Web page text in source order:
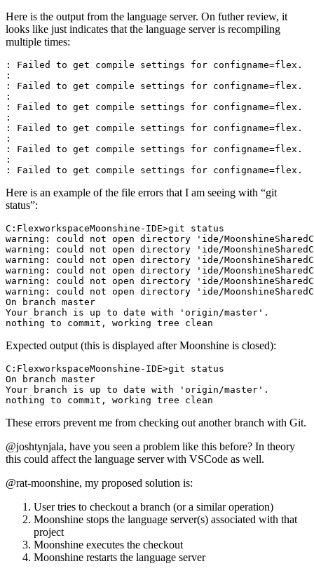
Here is the output from the language server. On futher review, it
looks like just indicates that the language server is recompiling
multiple times:
: Failed to get compile settings for configname=flex.
:
: Failed to get compile settings for configname=flex.
:
: Failed to get compile settings for configname=flex.
:
: Failed to get compile settings for configname=flex.
:
: Failed to get compile settings for configname=flex.
:
: Failed to get compile settings for configname=flex.
Here is an example of the file errors that I am seeing with “git
status”:
C:FlexworkspaceMoonshine-IDE>git status
warning: could not open directory 'ide/
warning: could not open directory 'ide/
warning: could not open directory 'ide/
warning: could not open directory 'ide/
warning: could not open directory 'ide/
warning: could not open directory 'ide/
On branch master
Your branch is up to date with 'origin/master'.
nothing to commit, working tree clean
Expected output (this is displayed after Moonshine is closed):
C:FlexworkspaceMoonshine-IDE>git status
On branch master
Your branch is up to date with 'origin/master'.
nothing to commit, working tree clean
These errors prevent me from checking out another branch with Git.
@joshtynjala, have you seen a problem like this before? In theory
this could affect the language server with VSCode as well.
@rat-moonshine, my proposed solution is:
User tries to checkout a branch (or a similar operation)
Moonshine stops the language server(s) associated with that
project
Moonshine executes the checkout
Moonshine restarts the language server